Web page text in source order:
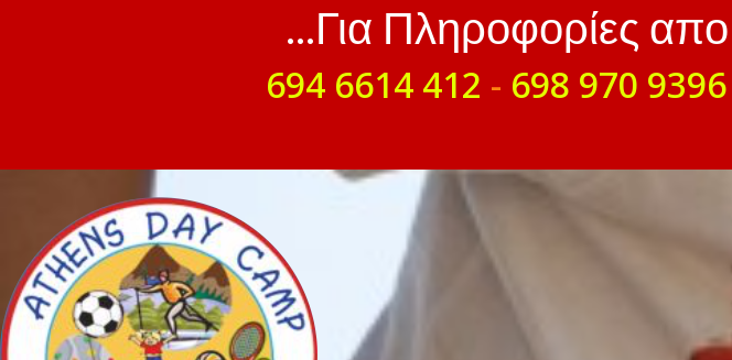
...Για Πληροφορίες
694 6614 412 - 698 970 9396